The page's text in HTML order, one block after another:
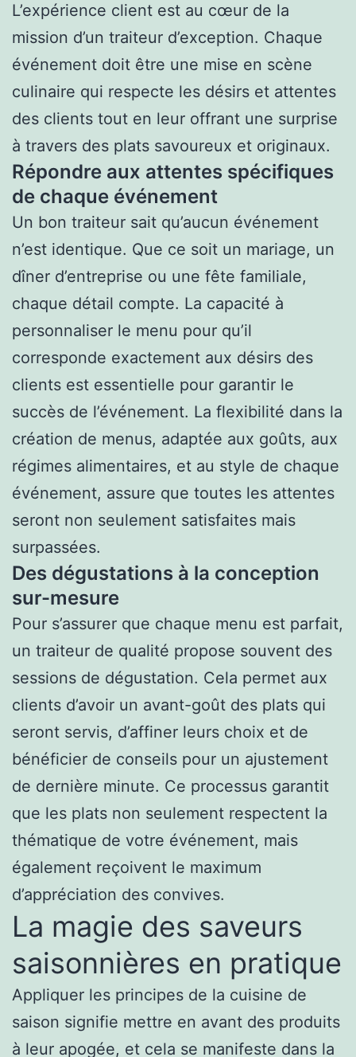
L’expérience client est au cœur de la
mission d’un traiteur d’exception. Chaque
événement doit être une mise en scène
culinaire qui respecte les désirs et attentes
des clients tout en leur offrant une surprise
à travers des plats savoureux et originaux.
Répondre aux attentes spécifiques
de chaque événement
Un bon traiteur sait qu’aucun événement
n’est identique. Que ce soit un mariage, un
dîner d’entreprise ou une fête familiale,
chaque détail compte. La capacité à
personnaliser le menu pour qu’il
corresponde exactement aux désirs des
clients est essentielle pour garantir le
succès de l’événement. La flexibilité dans la
création de menus, adaptée aux goûts, aux
régimes alimentaires, et au style de chaque
événement, assure que toutes les attentes
seront non seulement satisfaites mais
surpassées.
Des dégustations à la conception
sur-mesure
Pour s’assurer que chaque menu est parfait,
un traiteur de qualité propose souvent des
sessions de dégustation. Cela permet aux
clients d’avoir un avant-goût des plats qui
seront servis, d’affiner leurs choix et de
bénéficier de conseils pour un ajustement
de dernière minute. Ce processus garantit
que les plats non seulement respectent la
thématique de votre événement, mais
également reçoivent le maximum
d’appréciation des convives.
La magie des saveurs
saisonnières en pratique
Appliquer les principes de la cuisine de
saison signifie mettre en avant des produits
à leur apogée, et cela se manifeste dans la